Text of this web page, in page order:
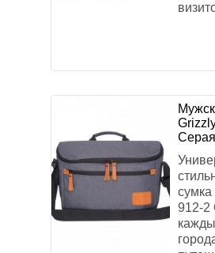
Серая
сумка
912-2